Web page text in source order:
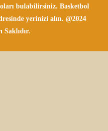
bulabilirsiniz. Basketbol
yerinizi alın. @2024
Saklıdır.